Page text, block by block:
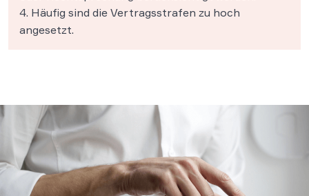
4. Häufig sind die Vertragsstrafen zu hoch
angesetzt.